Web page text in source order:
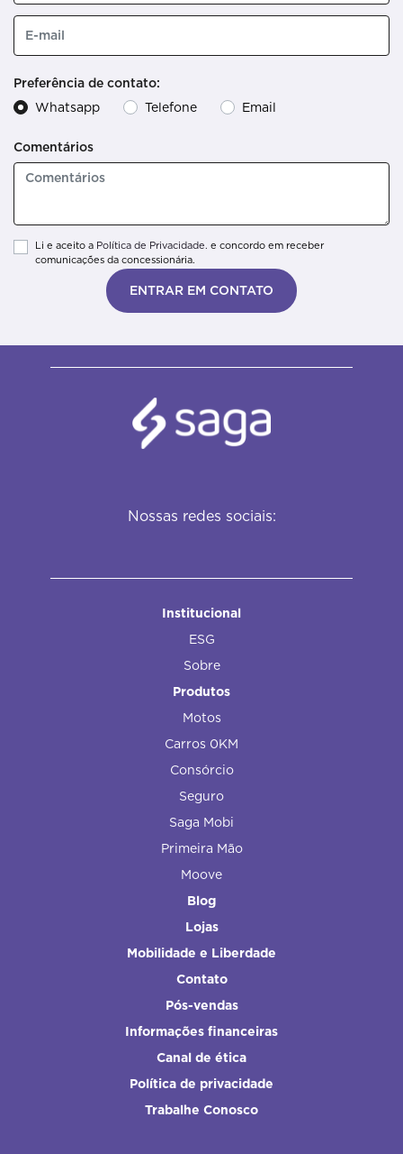
Preferência de contato:
Whatsapp
Telefone Email
Comentários
Li e aceito a Política de Privacidade. e concordo em receber
comunicações da concessionária.
ENTRAR EM CONTATO
Nossas redes sociais:
Institucional
ESG
Sobre
Produtos
Motos
Carros 0KM
Consórcio
Seguro
Saga Mobi
Primeira Mão
Moove
Blog
Lojas
Mobilidade e Liberdade
Contato
Pós-vendas
Informações financeiras
Canal de ética
Política de privacidade
Trabalhe Conosco